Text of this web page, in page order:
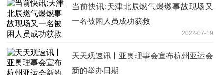
当前快讯:天津北辰燃气爆燃事故现场又
一名被困人员成功获救
2022-07-19
天天观速讯丨亚奥理事会宣布杭州亚运会
新的举办日期